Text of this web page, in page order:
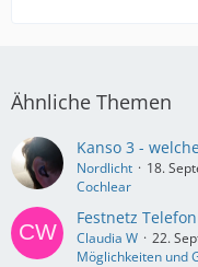
Ähnliche Themen
Kanso 3 -
Nordlicht
18.
Cochlear
Festnetz
Claudia W
22.
Möglichkeiten und